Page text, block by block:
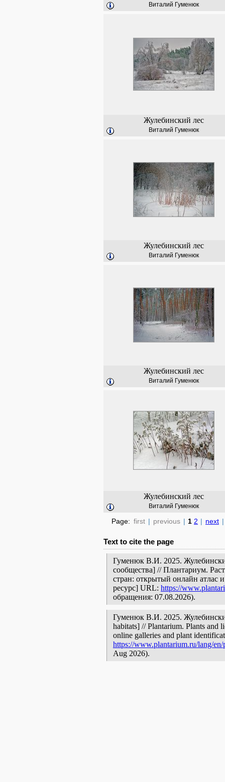
Виталий Гуменюк
Жулебинский лес
Виталий Гуменюк
Жулебинский лес
Виталий Гуменюк
Жулебинский лес
Виталий Гуменюк
Жулебинский лес
Виталий Гуменюк
Page: first | previous | 1 2 | next |
Text to cite the page
Гуменюк В.И. 2025.
сообщества] // Плантариум.
стран: открытый онлайн атлас
ресурс] URL: https://
обращения: 07.08.2026).
Гуменюк В.И. 2025.
habitats] // Plantarium. Plants and
online galleries and plant
https://www.plantarium.ru/lang/
Aug 2026).